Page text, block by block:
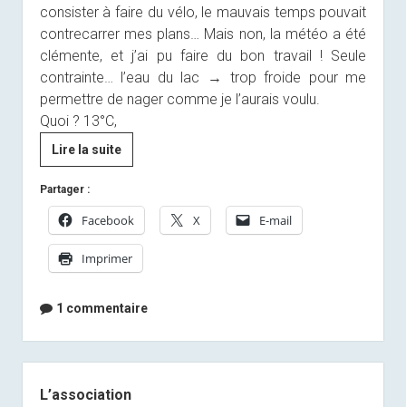
consister à faire du vélo, le mauvais temps pouvait
contrecarrer mes plans… Mais non, la météo a été
clémente, et j’ai pu faire du bon travail ! Seule
contrainte… l’eau du lac → trop froide pour me
permettre de nager comme je l’aurais voulu.
Quoi ? 13°C,
Lire la suite[By
Anaïs]
de
Norvège
Partager :
Facebook X E-mail
Imprimer
1 commentaire
L’association